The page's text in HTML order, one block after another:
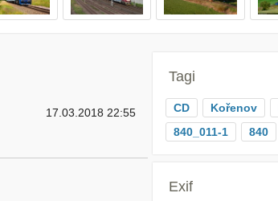
17.03.2018 22:55
Tagi
CD Kořenov
840_011-1
840
Exif